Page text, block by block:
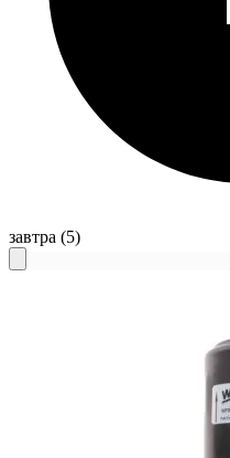
завтра (5)